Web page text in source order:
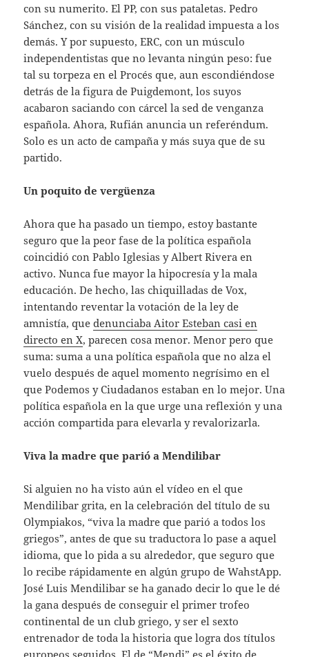
con su numerito. El PP, con sus pataletas. Pedro
Sánchez, con su visión de la realidad impuesta a los
demás. Y por supuesto, ERC, con un músculo
independentistas que no levanta ningún peso: fue
tal su torpeza en el Procés que, aun escondiéndose
detrás de la figura de Puigdemont, los suyos
acabaron saciando con cárcel la sed de venganza
española. Ahora, Rufián anuncia un referéndum.
Solo es un acto de campaña y más suya que de su
partido.
Un poquito de vergüenza
Ahora que ha pasado un tiempo, estoy bastante
seguro que la peor fase de la política española
coincidió con Pablo Iglesias y Albert Rivera en
activo. Nunca fue mayor la hipocresía y la mala
educación. De hecho, las chiquilladas de Vox,
intentando reventar la votación de la ley de
amnistía, quedenunciaba Aitor Esteban casi en
directo en X, parecen cosa menor. Menor pero que
suma: suma a una política española que no alza el
vuelo después de aquel momento negrísimo en el
que Podemos y Ciudadanos estaban en lo mejor. Una
política española en la que urge una reflexión y una
acción compartida para elevarla y revalorizarla.
Viva la madre que parió a Mendilibar
Si alguien no ha visto aún el vídeo en el que
Mendilibar grita, en la celebración del título de su
Olympiakos, “viva la madre que parió a todos los
griegos”, antes de que su traductora lo pase a aquel
idioma, que lo pida a su alrededor, que seguro que
lo recibe rápidamente en algún grupo de WahstApp.
José Luis Mendilibar se ha ganado decir lo que le dé
la gana después de conseguir el primer trofeo
continental de un club griego, y ser el sexto
entrenador de toda la historia que logra dos títulos
europeos seguidos. El de “Mendi” es el éxito de